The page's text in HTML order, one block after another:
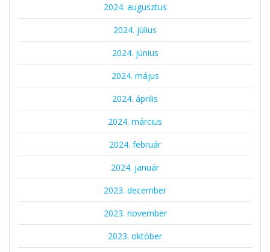
2024. augusztus
2024. július
2024. június
2024. május
2024. április
2024. március
2024. február
2024. január
2023. december
2023. november
2023. október